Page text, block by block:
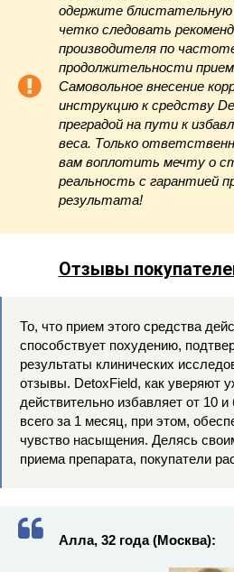
одержите блистательную
четко следовать
производителя по
продолжительности
Самовольное внесение
инструкцию к средству
преградой на пути к
веса. Только
вам воплотить мечту о
реальность с гарантией
результата!
Отзывы
То, что прием этого средства
способствует похудению,
результаты клинических
отзывы. DetoxField, как уверяют
действительно избавляет от 10
всего за 1 месяц, при этом,
чувство насыщения. Делясь
приема препарата, покупатели
Алла, 32 года (Москва):